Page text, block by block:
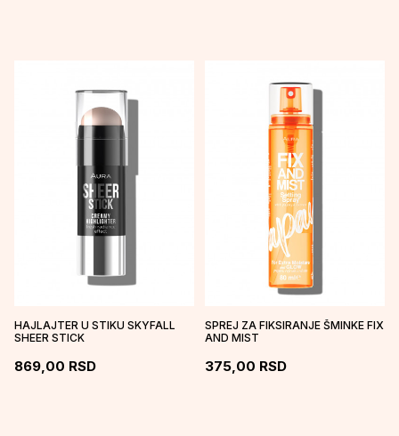
HAJLAJTER U STIKU SKYFALL
SHEER STICK
869,00 RSD
SPREJ ZA FIKSIRANJE ŠMINKE FIX
AND MIST
375,00 RSD